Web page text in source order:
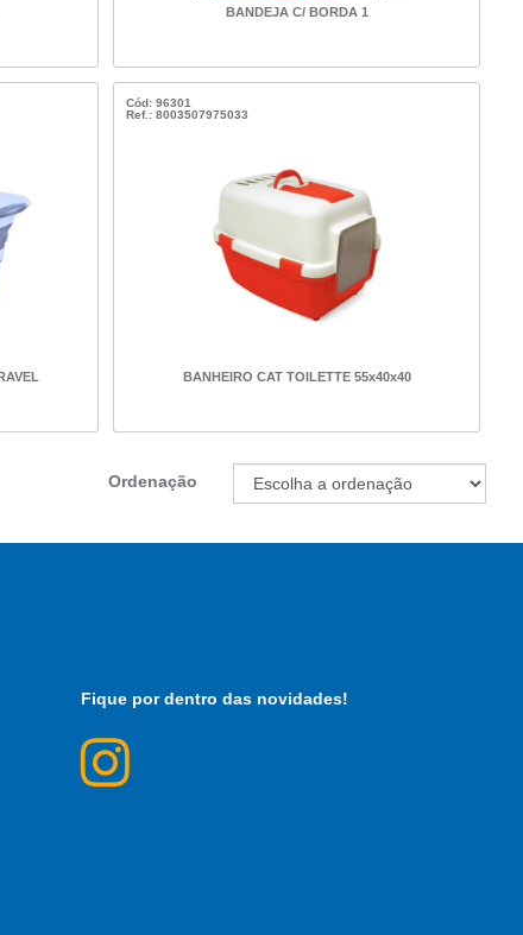
BANDEJA C/ BORDA 1
Cód: 96301
Ref.: 8003507975033
BANHEIRO CAT TOILETTE 55x40x40
Ordenação
Fique por dentro das novidades!